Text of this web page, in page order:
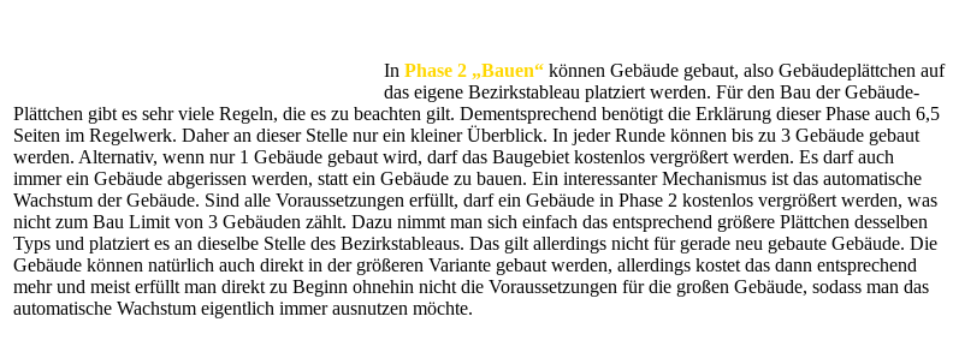
In Phase 2 „Bauen“ können Gebäude gebaut, also Gebäudeplättchen auf
das eigene Bezirkstableau platziert werden. Für den Bau der Gebäude-
Plättchen gibt es sehr viele Regeln, die es zu beachten gilt. Dementsprechend benötigt die Erklärung dieser Phase auch 6,5
Seiten im Regelwerk. Daher an dieser Stelle nur ein kleiner Überblick. In jeder Runde können bis zu 3 Gebäude gebaut
werden. Alternativ, wenn nur 1 Gebäude gebaut wird, darf das Baugebiet kostenlos vergrößert werden. Es darf auch
immer ein Gebäude abgerissen werden, statt ein Gebäude zu bauen. Ein interessanter Mechanismus ist das automatische
Wachstum der Gebäude. Sind alle Voraussetzungen erfüllt, darf ein Gebäude in Phase 2 kostenlos vergrößert werden, was
nicht zum Bau Limit von 3 Gebäuden zählt. Dazu nimmt man sich einfach das entsprechend größere Plättchen desselben
Typs und platziert es an dieselbe Stelle des Bezirkstableaus. Das gilt allerdings nicht für gerade neu gebaute Gebäude. Die
Gebäude können natürlich auch direkt in der größeren Variante gebaut werden, allerdings kostet das dann entsprechend
mehr und meist erfüllt man direkt zu Beginn ohnehin nicht die Voraussetzungen für die großen Gebäude, sodass man das
automatische Wachstum eigentlich immer ausnutzen möchte.